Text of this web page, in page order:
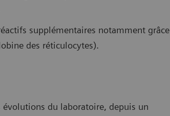
supplémentaires notamment grâce
des réticulocytes).
évolutions du laboratoire, depuis un